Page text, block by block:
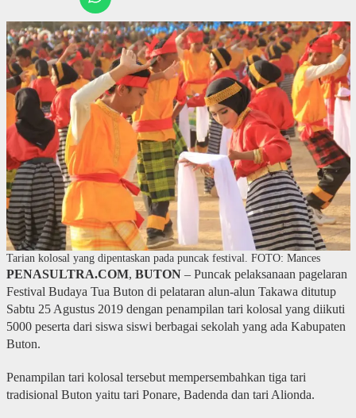
Tarian kolosal yang dipentaskan pada puncak festival. FOTO: Mances
PENASULTRA.COM, BUTON– Puncak pelaksanaan pagelaran
Festival Budaya Tua Buton di pelataran alun-alun Takawa ditutup
Sabtu 25 Agustus 2019 dengan penampilan tari kolosal yang diikuti
5000 peserta dari siswa siswi berbagai sekolah yang ada Kabupaten
Buton.
Penampilan tari kolosal tersebut mempersembahkan tiga tari
tradisional Buton yaitu tari Ponare, Badenda dan tari Alionda.